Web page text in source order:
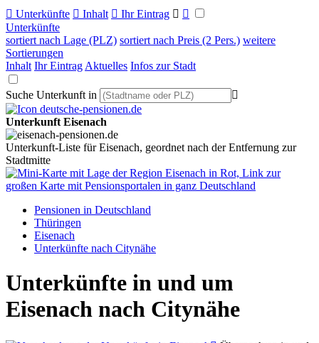
 Unterkünfte  Inhalt  Ihr Eintrag  
Unterkünfte
sortiert nach Lage (PLZ) sortiert nach Preis (2 Pers.) weitere
Sortierungen
Inhalt Ihr Eintrag Aktuelles Infos zur Stadt
Suche Unterkunft in 
Unterkunft Eisenach
Unterkunft-Liste für Eisenach, geordnet nach der Entfernung zur
Stadtmitte
Pensionen in Deutschland
Thüringen
Eisenach
Unterkünfte nach Citynähe
Unterkünfte in und um
Eisenach nach Citynähe